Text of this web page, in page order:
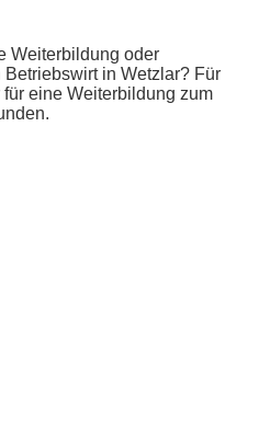
Weiterbildung oder
in Wetzlar? Für
eine Weiterbildung zum